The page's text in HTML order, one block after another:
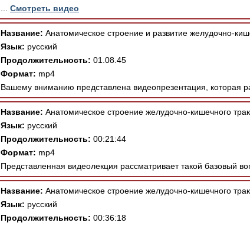
Смотреть видео
Название: Анатомическое строение и развитие желудочно-
Язык: русский
Продолжительность: 01.08.45
Формат: mp4
Вашему вниманию представлена видеопрезентация, которая
Название: Анатомическое строение желудочно-кишечного
Язык: русский
Продолжительность: 00:21:44
Формат: mp4
Представленная видеолекция рассматривает такой базовый
Название: Анатомическое строение желудочно-кишечного
Язык: русский
Продолжительность: 00:36:18